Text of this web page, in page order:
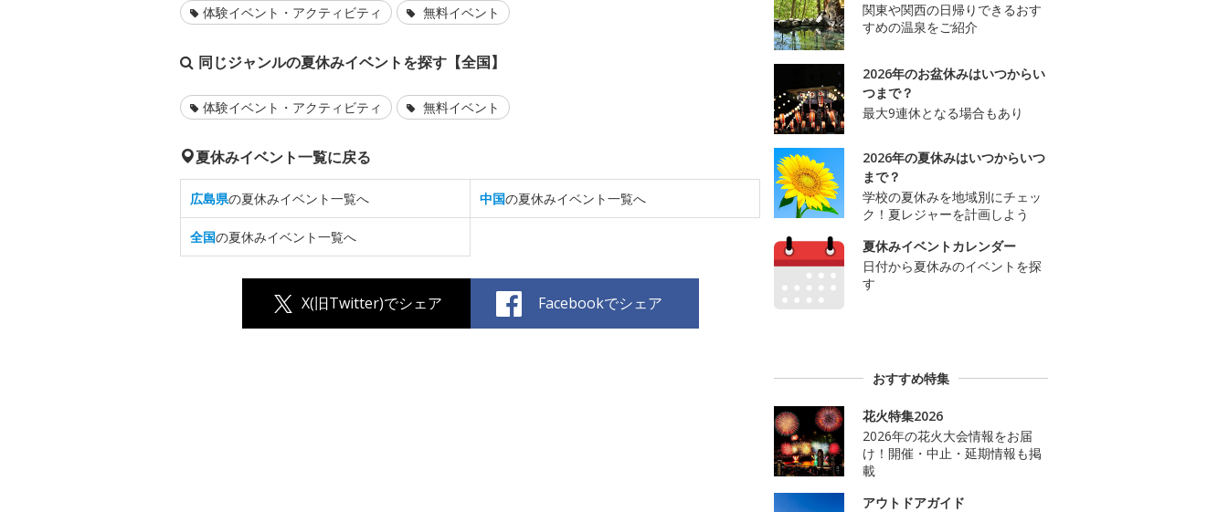
体験イベント・アクティビティ 無料イベント
同じジャンルの夏休みイベントを探す【全国】
体験イベント・アクティビティ 無料イベント
夏休みイベント一覧に戻る
広島県の夏休みイベント一覧へ 中国の夏休みイベント一覧へ
全国の夏休みイベント一覧へ
X(旧Twitter)でシェア Facebookでシェア
関東や関西の日帰りできるおす
すめの温泉をご紹介
2026年のお盆休みはいつからい
つまで？
最大9連休となる場合もあり
2026年の夏休みはいつからいつ
まで？
学校の夏休みを地域別にチェッ
ク！夏レジャーを計画しよう
夏休みイベントカレンダー
日付から夏休みのイベントを探
す
おすすめ特集
花火特集2026
2026年の花火大会情報をお届
け！開催・中止・延期情報も掲
載
アウトドアガイド